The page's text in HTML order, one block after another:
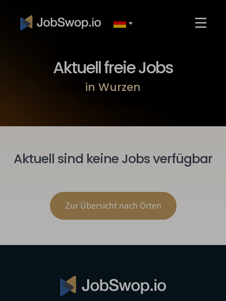
Aktuell freie Jobs
in Wurzen
Aktuell sind keine Jobs verfügbar
Zur Übersicht nach Orten